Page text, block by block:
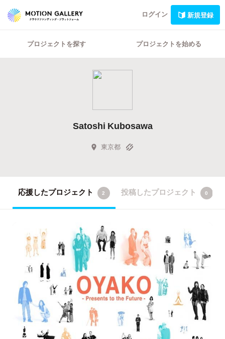
ログイン 新規登録
プロジェクトを探す プロジェクトを始める
Satoshi Kubosawa
東京都
応援したプロジェクト 2 投稿したプロジェクト 0